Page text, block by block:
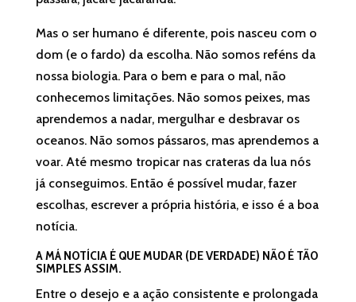
Mas o ser humano é diferente, pois nasceu com o
dom (e o fardo) da escolha. Não somos reféns da
nossa biologia. Para o bem e para o mal, não
conhecemos limitações. Não somos peixes, mas
aprendemos a nadar, mergulhar e desbravar os
oceanos. Não somos pássaros, mas aprendemos a
voar. Até mesmo tropicar nas crateras da lua nós
já conseguimos. Então é possível mudar, fazer
escolhas, escrever a própria história, e isso é a boa
notícia.
A MÁ NOTÍCIA É QUE MUDAR (DE VERDADE) NÃO É TÃO
SIMPLES ASSIM.
Entre o desejo e a ação consistente e prolongada